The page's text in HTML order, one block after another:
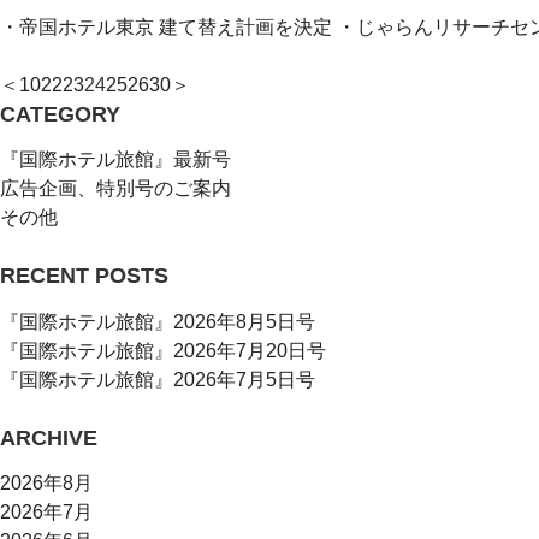
・帝国ホテル東京 建て替え計画を決定 ・じゃらんリサーチ
＜ 10222324252630 ＞
CATEGORY
『国際ホテル旅館』最新号
広告企画、特別号のご案内
その他
RECENT POSTS
『国際ホテル旅館』2026年8月5日号
『国際ホテル旅館』2026年7月20日号
『国際ホテル旅館』2026年7月5日号
ARCHIVE
2026年8月
2026年7月